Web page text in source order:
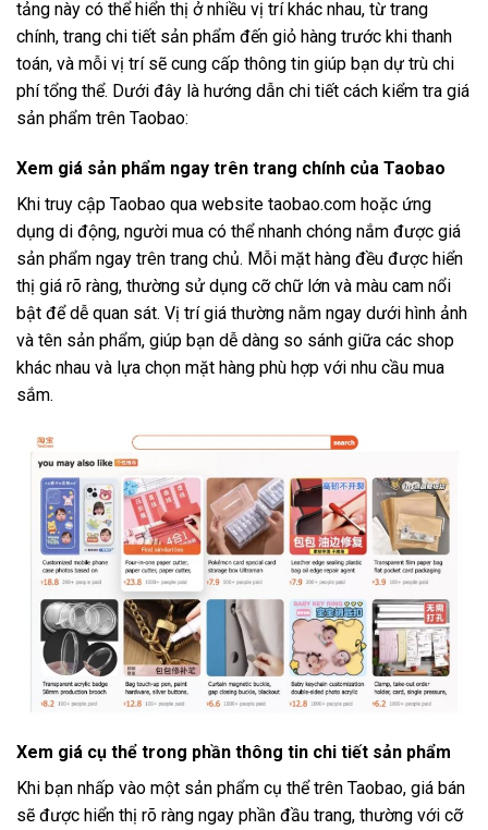
tảng này có thể hiển thị ở nhiều vị trí khác nhau, từ trang
chính, trang chi tiết sản phẩm đến giỏ hàng trước khi thanh
toán, và mỗi vị trí sẽ cung cấp thông tin giúp bạn dự trù chi
phí tổng thể. Dưới đây là hướng dẫn chi tiết cách kiểm tra giá
sản phẩm trên Taobao:
Xem giá sản phẩm ngay trên trang chính của Taobao
Khi truy cập Taobao qua website taobao.com hoặc ứng
dụng di động, người mua có thể nhanh chóng nắm được giá
sản phẩm ngay trên trang chủ. Mỗi mặt hàng đều được hiển
thị giá rõ ràng, thường sử dụng cỡ chữ lớn và màu cam nổi
bật để dễ quan sát. Vị trí giá thường nằm ngay dưới hình ảnh
và tên sản phẩm, giúp bạn dễ dàng so sánh giữa các shop
khác nhau và lựa chọn mặt hàng phù hợp với nhu cầu mua
sắm.
Xem giá cụ thể trong phần thông tin chi tiết sản phẩm
Khi bạn nhấp vào một sản phẩm cụ thể trên Taobao, giá bán
sẽ được hiển thị rõ ràng ngay phần đầu trang, thường với cỡ